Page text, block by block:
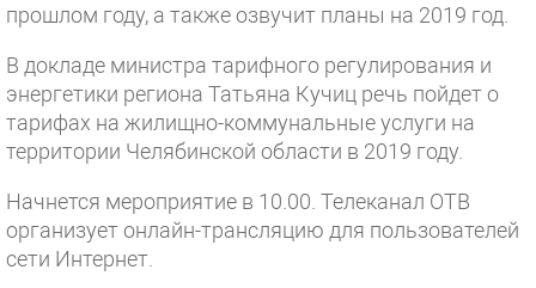
прошлом году, а также озвучит планы на 2019 год.
В докладе министра тарифного регулирования и
энергетики региона Татьяна Кучиц речь пойдет о
тарифах на жилищно-коммунальные услуги на
территории Челябинской области в 2019 году.
Начнется мероприятие в 10.00. Телеканал ОТВ
организует онлайн-трансляцию для пользователей
сети Интернет.